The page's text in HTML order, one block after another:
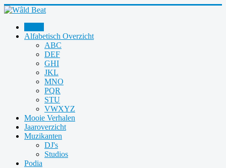
Alfabetisch Overzicht
ABC
DEF
GHI
JKL
MNO
PQR
STU
VWXYZ
Mooie Verhalen
Jaaroverzicht
Muzikanten
DJ's
Studios
Podia